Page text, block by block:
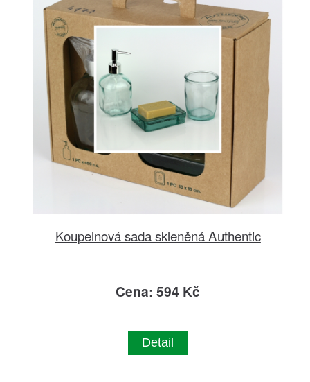
Koupelnová sada skleněná Authentic
Cena: 594 Kč
Detail